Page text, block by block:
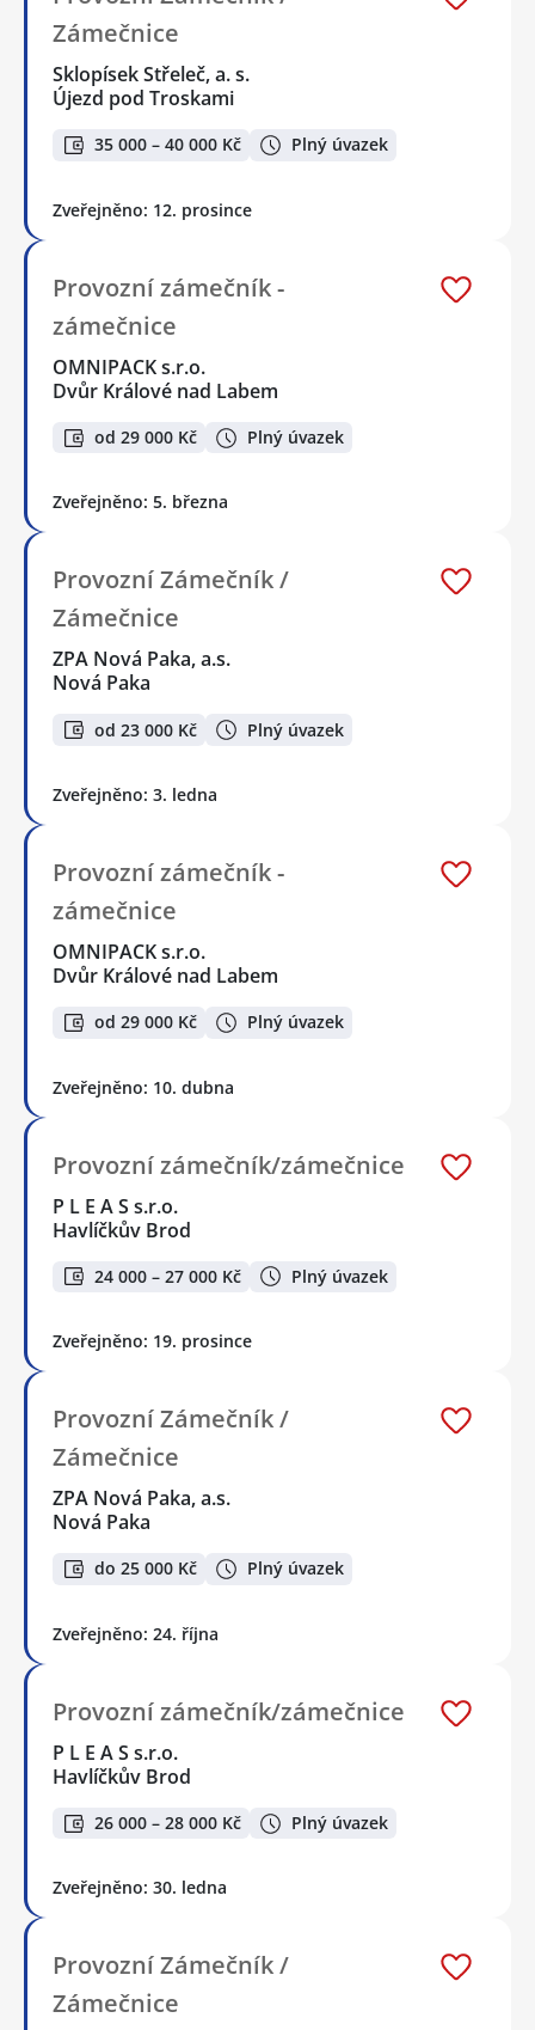
Zámečnice
Sklopísek Střeleč, a. s.
Újezd pod Troskami
35 000 – 40 000 Kč Plný úvazek
Zveřejněno: 12. prosince
Provozní zámečník -
zámečnice
OMNIPACK s.r.o.
Dvůr Králové nad Labem
od 29 000 Kč Plný úvazek
Zveřejněno: 5. března
Provozní Zámečník /
Zámečnice
ZPA Nová Paka, a.s.
Nová Paka
od 23 000 Kč Plný úvazek
Zveřejněno: 3. ledna
Provozní zámečník -
zámečnice
OMNIPACK s.r.o.
Dvůr Králové nad Labem
od 29 000 Kč Plný úvazek
Zveřejněno: 10. dubna
Provozní zámečník/zámečnice
P L E A S s.r.o.
Havlíčkův Brod
24 000 – 27 000 Kč Plný úvazek
Zveřejněno: 19. prosince
Provozní Zámečník /
Zámečnice
ZPA Nová Paka, a.s.
Nová Paka
do 25 000 Kč Plný úvazek
Zveřejněno: 24. října
Provozní zámečník/zámečnice
P L E A S s.r.o.
Havlíčkův Brod
26 000 – 28 000 Kč Plný úvazek
Zveřejněno: 30. ledna
Provozní Zámečník /
Zámečnice